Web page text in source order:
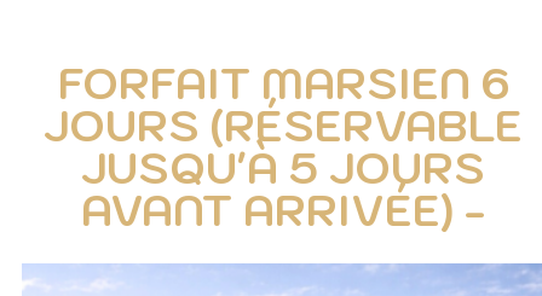
FORFAIT MARSIEN 6
JOURS (RÉSERVABLE
JUSQU'À 5 JOURS
AVANT ARRIVÉE) -